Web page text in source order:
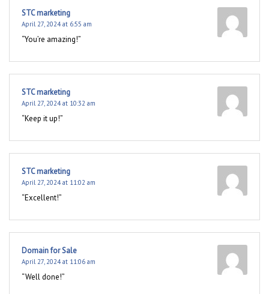
STC marketing
April 27, 2024 at 6:55 am
“You’re amazing!”
STC marketing
April 27, 2024 at 10:32 am
“Keep it up!”
STC marketing
April 27, 2024 at 11:02 am
“Excellent!”
Domain for Sale
April 27, 2024 at 11:06 am
“Well done!”